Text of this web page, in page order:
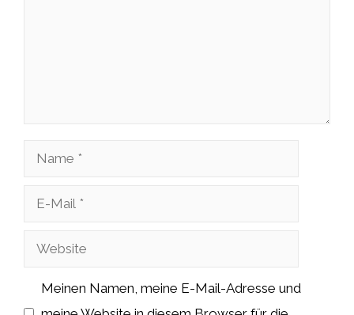
Name
Website
Meinen Namen, meine E-Mail-Adresse und